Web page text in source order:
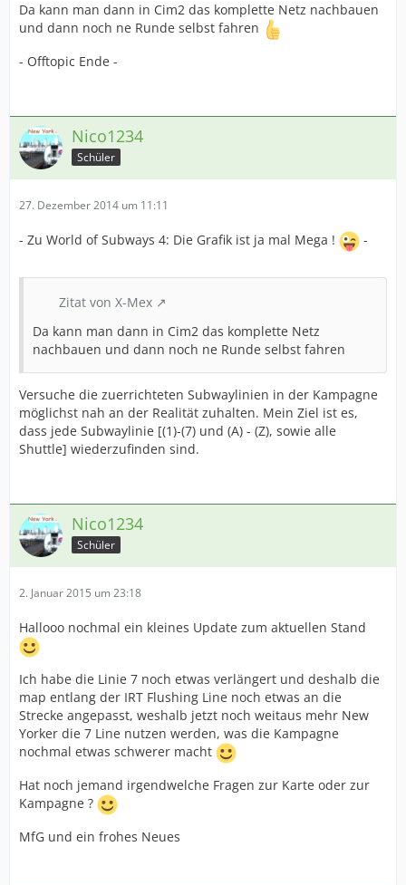
Da kann man dann in Cim2 das komplette Netz nachbauen
und dann noch ne Runde selbst fahren
- Offtopic Ende -
Nico1234
Schüler
27. Dezember 2014 um 11:11
- Zu World of Subways 4: Die Grafik ist ja mal Mega ! -
Zitat von X-Mex
Da kann man dann in Cim2 das komplette Netz
nachbauen und dann noch ne Runde selbst fahren
Versuche die zuerrichteten Subwaylinien in der Kampagne
möglichst nah an der Realität zuhalten. Mein Ziel ist es,
dass jede Subwaylinie [(1)-(7) und (A) - (Z), sowie alle
Shuttle] wiederzufinden sind.
Nico1234
Schüler
2. Januar 2015 um 23:18
Hallooo nochmal ein kleines Update zum aktuellen Stand
Ich habe die Linie 7 noch etwas verlängert und deshalb die
map entlang der IRT Flushing Line noch etwas an die
Strecke angepasst, weshalb jetzt noch weitaus mehr New
Yorker die 7 Line nutzen werden, was die Kampagne
nochmal etwas schwerer macht
Hat noch jemand irgendwelche Fragen zur Karte oder zur
Kampagne ?
MfG und ein frohes Neues